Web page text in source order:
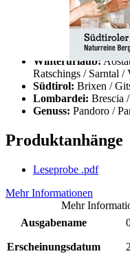
Lust auf Italien 5/2022
Winterurlaub:
Ratschings / Sarntal /
Südtirol: Brixen /
Lombardei: Brescia
Genuss: Pandoro /
Produktanhänge
Leseprobe .pdf
Mehr Informationen
Mehr
Ausgabename
Erscheinungsdatum